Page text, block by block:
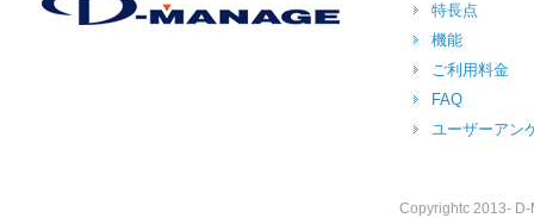
特長点
機能
ご利用料金
FAQ
ユーザーアン
Copyrightc 2013-